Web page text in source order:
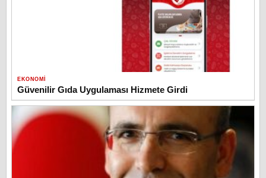
EKONOMI
Güvenilir Gıda Uygulaması Hizmete Girdi